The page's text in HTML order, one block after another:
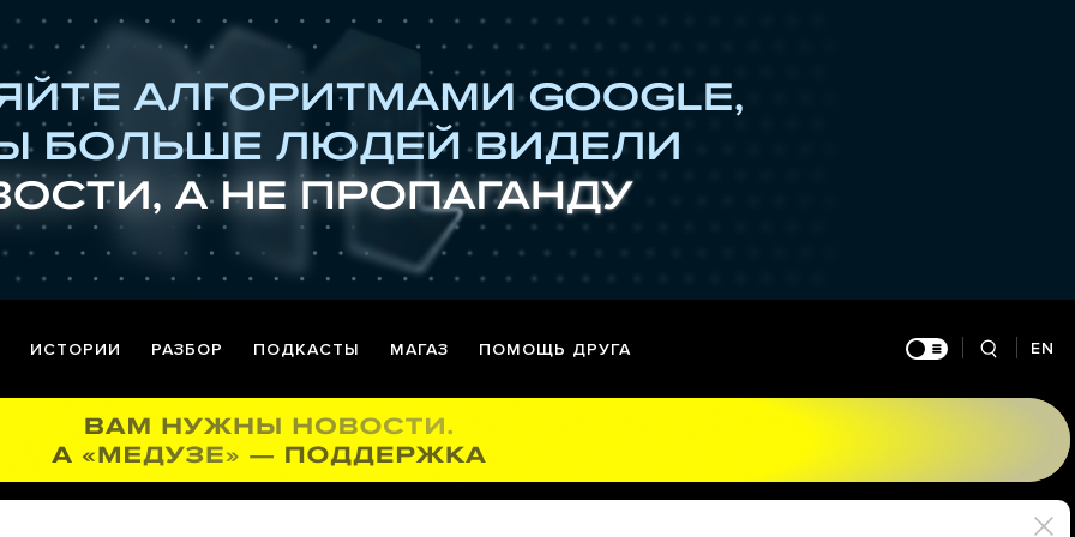
ИСТОРИИ РАЗБОР ПОДКАСТЫ МАГАЗ ПОМОЩЬ ДРУГА EN